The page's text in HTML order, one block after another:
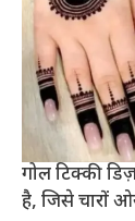
गोल टिक्की
है, जिसे चारों